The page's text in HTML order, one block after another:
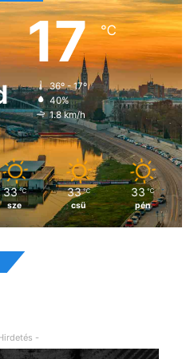
17℃
36º - 17º
40%
1.8 km/h
33 ℃
sze
33 ℃
csü
33 ℃
pén
-